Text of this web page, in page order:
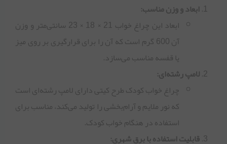
ابعاد و وزن مناسب:
ابعاد این چراغ خواب 21 × 18 × 23 سانتی‌متر و وزن
آن 600 گرم است که آن را برای قرارگیری بر روی میز
یا قفسه مناسب می‌سازد.
لامپ رشته‌ای:
چراغ خواب کودک طرح کیتی دارای لامپ رشته‌ای است
که نور ملایم و آرام‌بخشی را تولید می‌کند، مناسب برای
استفاده در هنگام خواب کودک.
قابلیت استفاده با برق شهری: